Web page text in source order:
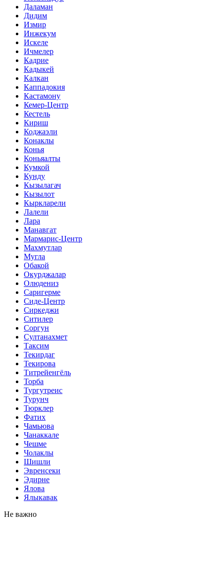
Даламан
Дидим
Измир
Инжекум
Искеле
Ичмелер
Кадрие
Кадыкей
Калкан
Каппадокия
Кастамону
Кемер-Центр
Кестель
Кириш
Коджаэли
Конаклы
Конья
Коньяалты
Кумкой
Кунду
Кызылагач
Кызылот
Кыркларели
Лалели
Лара
Манавгат
Мармарис-Центр
Махмутлар
Мугла
Обакой
Окурджалар
Олюдениз
Саригерме
Сиде-Центр
Сиркеджи
Ситилер
Соргун
Султанахмет
Таксим
Текирдаг
Текирова
Титрейенгёль
Торба
Тургутреис
Турунч
Тюрклер
Фатих
Чамьюва
Чанаккале
Чешме
Чолаклы
Шишли
Эвренсеки
Эдирне
Ялова
Ялыкавак
Не важно